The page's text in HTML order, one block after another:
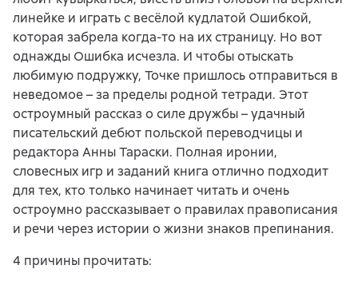
линейке и играть с весёлой кудлатой Ошибкой,
которая забрела когда-то на их страницу. Но вот
однажды Ошибка исчезла. И чтобы отыскать
любимую подружку, Точке пришлось отправиться в
неведомое – за пределы родной тетради. Этот
остроумный рассказ о силе дружбы – удачный
писательский дебют польской переводчицы и
редактора Анны Тараски. Полная иронии,
словесных игр и заданий книга отлично подходит
для тех, кто только начинает читать и очень
остроумно рассказывает о правилах правописания
и речи через истории о жизни знаков препинания.
4 причины прочитать: